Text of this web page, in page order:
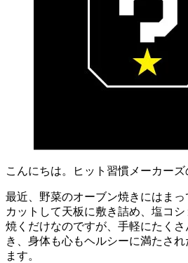
こんにちは。ヒット習慣メーカーズ
最近、野菜のオーブン焼きにはま
カットして天板に敷き詰め、塩コ
焼くだけなのですが、手軽にたく
き、身体も心もヘルシーに満たさ
ます。